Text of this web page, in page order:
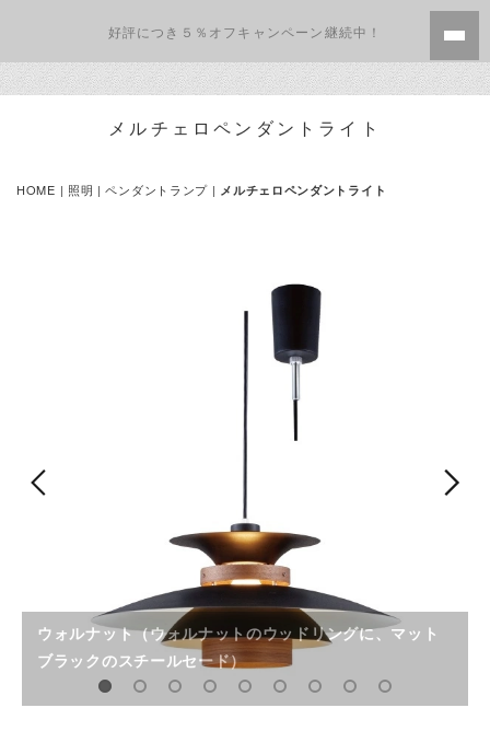
好評につき５％オフキャンペーン継続中！
メルチェロペンダントライト
HOME | 照明 |ペンダントランプ | メルチェロペンダントライト
ウォルナット（ウォルナットのウッドリングに、マット
ブラックのスチールセード）